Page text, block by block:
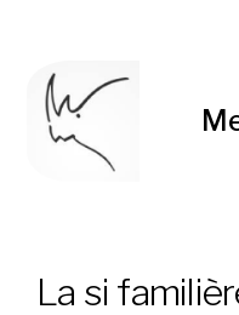
La si